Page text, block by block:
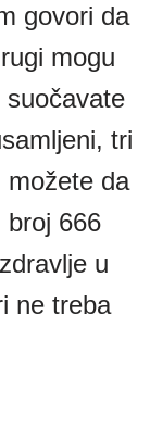
govori da
mogu
suočavate
tri
možete da
broj 666
u
ne treba